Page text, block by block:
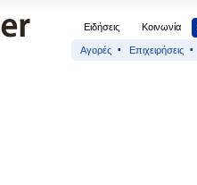
Ειδήσεις Κοινωνία
Αγορές Επιχειρήσεις